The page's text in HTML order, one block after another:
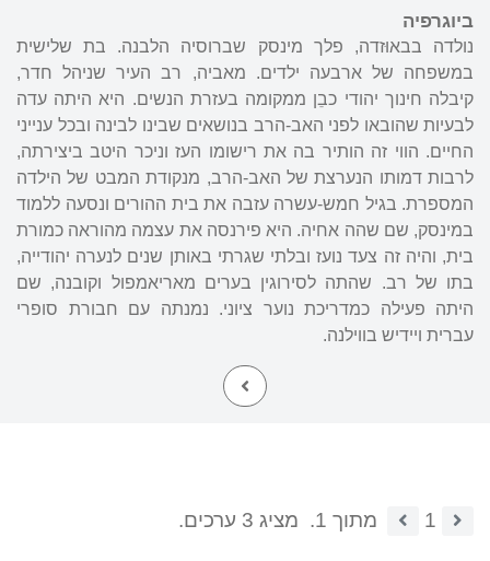
ביוגרפיה
נולדה בבאוּזדה, פלך מינסק שברוסיה הלבנה. בת שלישית
במשפחה של ארבעה ילדים. מאביה, רב העיר שניהל חדר,
קיבלה חינוך יהודי כבֵן ממקומה בעזרת הנשים. היא היתה עדה
לבעיות שהובאו לפני האב-הרב בנושאים שבינו לבינה ובכל ענייני
החיים. הווי זה הותיר בה את רישומו העז וניכר היטב ביצירתה,
לרבות דמותו הנערצת של האב-הרב, מנקודת המבט של הילדה
המספרת. בגיל חמש-עשרה עזבה את בית ההורים ונסעה ללמוד
במינסק, שם שהה אחיה. היא פירנסה את עצמה מהוראה כמורת
בית, והיה זה צעד נועז ובלתי שגרתי באותן שנים לנערה יהודייה,
בתו של רב. שהתה לסירוגין בערים מאריאמפול וקובנה, שם
היתה פעילה כמדריכת נוער ציוני. נמנתה עם חבורת סופרי
עברית ויידיש בווילנה.
1 מתוך 1. מציג 3 ערכים.